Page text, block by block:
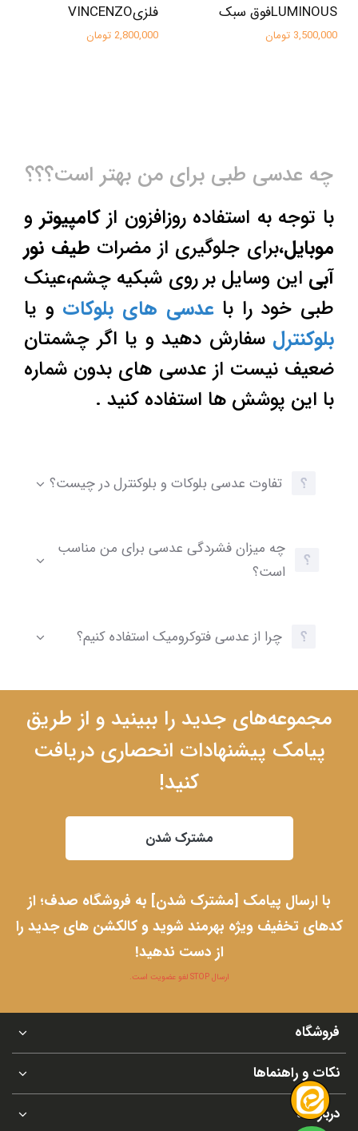
LUMINOUSفوق سبک
3,500,000 تومان
فلزیVINCENZO
2,800,000 تومان
چه عدسی طبی برای من بهتر است؟؟؟
با توجه به استفاده روزافزون ازکامپیوتر و
موبایل،برای جلوگیری از مضرات طیف نور
آبی این وسایل بر روی شبکیه چشم،عینک
طبی خود را باعدسی های بلوکات و یا
بلوکنترل سفارش دهید و یا اگر چشمتان
ضعیف نیست از عدسی های بدون شماره
با این پوشش ها استفاده کنید .
تفاوت عدسی بلوکات و بلوکنترل در چیست؟
چه میزان فشردگی عدسی برای من مناسب
است؟
چرا از عدسی فتوکرومیک استفاده کنیم؟
مجموعه‌های جدید را ببینید و از طریق
پیامک پیشنهادات انحصاری دریافت
کنید!
مشترک شدن
با ارسال پیامک [مشترک شدن] به فروشگاه صدف؛ از
کدهای تخفیف ویژه بهرمند شوید و کالکشن های جدید را
از دست ندهید!
ارسال STOP لغو عضویت است.
فروشگاه
نکات و راهنماها
درباره ما